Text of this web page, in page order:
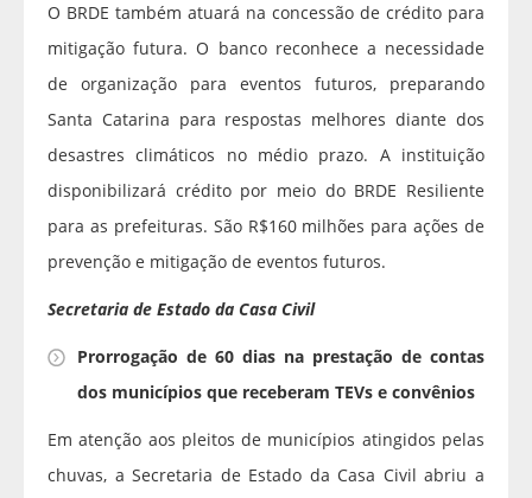
O BRDE também atuará na concessão de crédito para
mitigação futura. O banco reconhece a necessidade
de organização para eventos futuros, preparando
Santa Catarina para respostas melhores diante dos
desastres climáticos no médio prazo. A instituição
disponibilizará crédito por meio do BRDE Resiliente
para as prefeituras. São R$160 milhões para ações de
prevenção e mitigação de eventos futuros.
Secretaria de Estado da Casa Civil
Prorrogação de 60 dias na prestação de contas
dos municípios que receberam TEVs e convênios
Em atenção aos pleitos de municípios atingidos pelas
chuvas, a Secretaria de Estado da Casa Civil abriu a